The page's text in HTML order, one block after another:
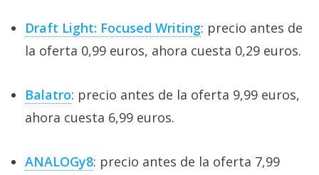
Draft Light: Focused Writing: precio antes de
la oferta 0,99 euros, ahora cuesta 0,29 euros.
Balatro: precio antes de la oferta 9,99 euros,
ahora cuesta 6,99 euros.
ANALOGy8: precio antes de la oferta 7,99